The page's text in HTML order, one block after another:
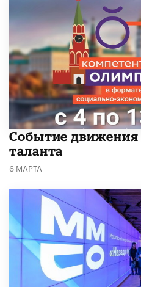
Событие движения
таланта
6 МАРТА